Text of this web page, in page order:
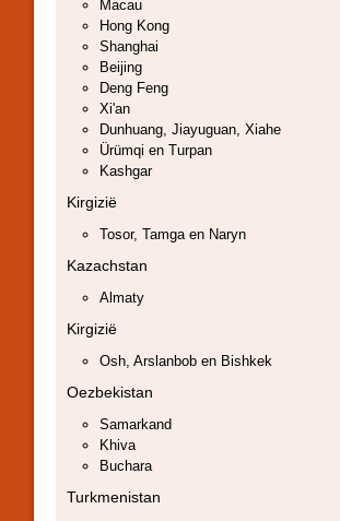
Macau
Hong Kong
Shanghai
Beijing
Deng Feng
Xi'an
Dunhuang, Jiayuguan, Xiahe
Ürümqi en Turpan
Kashgar
Kirgizië
Tosor, Tamga en Naryn
Kazachstan
Almaty
Kirgizië
Osh, Arslanbob en Bishkek
Oezbekistan
Samarkand
Khiva
Buchara
Turkmenistan